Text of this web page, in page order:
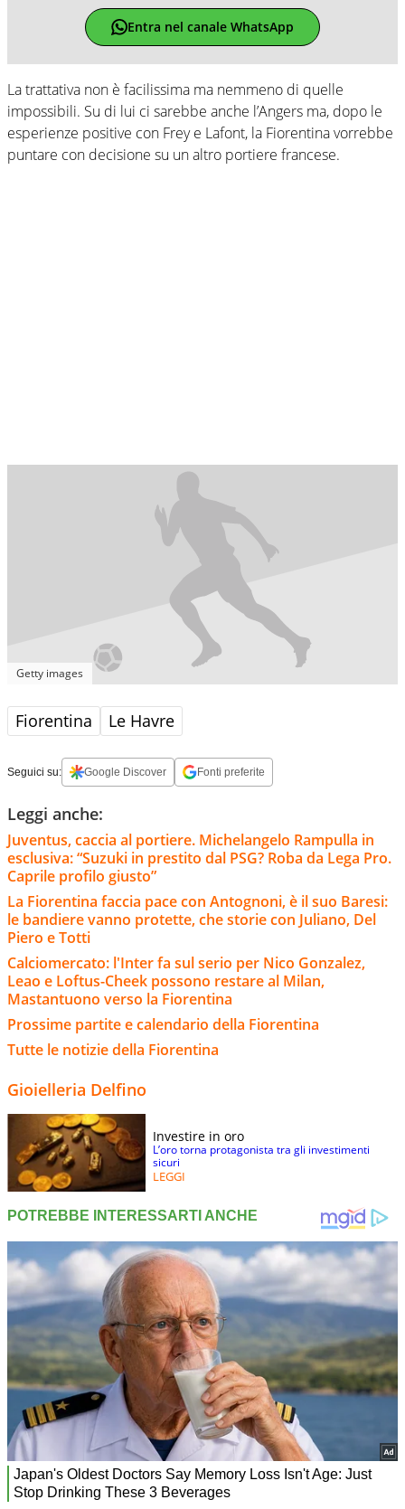
Entra nel canale WhatsApp
La trattativa non è facilissima ma nemmeno di quelle
impossibili. Su di lui ci sarebbe anche l’Angers ma, dopo le
esperienze positive con Frey e Lafont, la Fiorentina vorrebbe
puntare con decisione su un altro portiere francese.
Getty images
Fiorentina Le Havre
Seguici su: Google Discover Fonti preferite
Leggi anche:
Juventus, caccia al portiere. Michelangelo Rampulla in
esclusiva: “Suzuki in prestito dal PSG? Roba da Lega Pro.
Caprile profilo giusto”
La Fiorentina faccia pace con Antognoni, è il suo Baresi:
le bandiere vanno protette, che storie con Juliano, Del
Piero e Totti
Calciomercato: l'Inter fa sul serio per Nico Gonzalez,
Leao e Loftus-Cheek possono restare al Milan,
Mastantuono verso la Fiorentina
Prossime partite e calendario della Fiorentina
Tutte le notizie della Fiorentina
Gioielleria Delfino
Investire in oro
L’oro torna protagonista tra gli investimenti
sicuri
LEGGI